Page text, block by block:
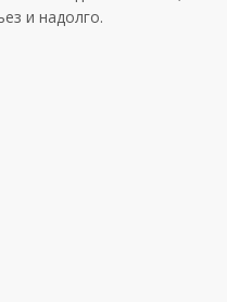
и надолго.